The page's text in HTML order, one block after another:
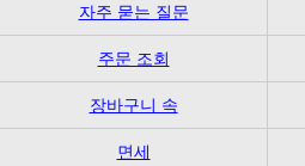
자주 묻는 질문
주문 조회
장바구니 속
면세